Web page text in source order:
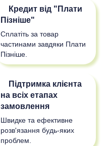
Кредит від "Плати
Пізніше"
Сплатіть за товар
частинами завдяки Плати
Пізніше.
Підтримка клієнта
на всіх етапах
замовлення
Швидке та ефективне
розв'язання будь-яких
проблем.